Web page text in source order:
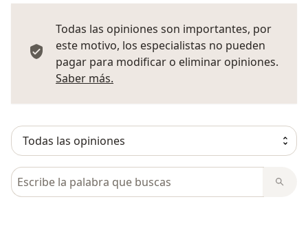
Todas las opiniones son importantes, por
este motivo, los especialistas no pueden
pagar para modificar o eliminar opiniones.
Saber más.
Busca en opiniones